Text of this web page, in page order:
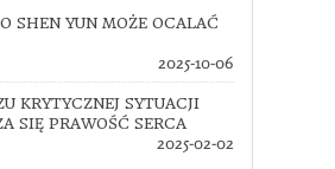
SHEN YUN MOŻE OCALAĆ
2025-10-06
KRYTYCZNEJ SYTUACJI
SIĘ PRAWOŚĆ SERCA
2025-02-02